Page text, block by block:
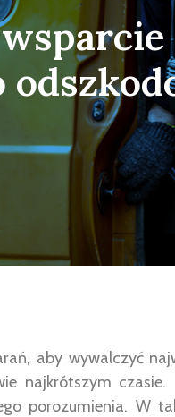
aby wywalczyć
najkrótszym czasie.
porozumienia. W